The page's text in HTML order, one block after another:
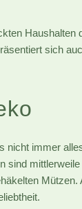
Haushalten
sich
nicht immer
sind
Mützen.